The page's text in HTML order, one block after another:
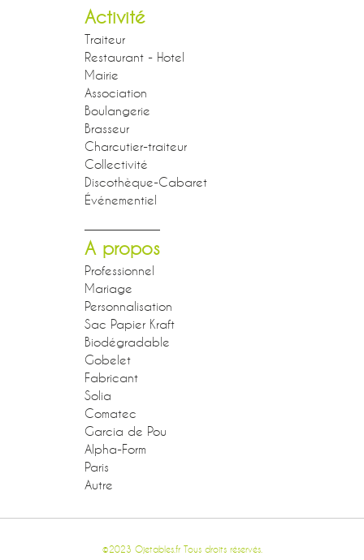
Activité
Traiteur
Restaurant - Hotel
Mairie
Association
Boulangerie
Brasseur
Charcutier-traiteur
Collectivité
Discothèque-Cabaret
Événementiel
A propos
Professionnel
Mariage
Personnalisation
Sac Papier Kraft
Biodégradable
Gobelet
Fabricant
Solia
Comatec
Garcia de Pou
Alpha-Form
Paris
Autre
©2023 Ojetables.fr Tous droits réservés.